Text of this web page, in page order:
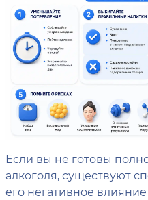
Если вы не готовы
алкоголя, существуют
его негативное